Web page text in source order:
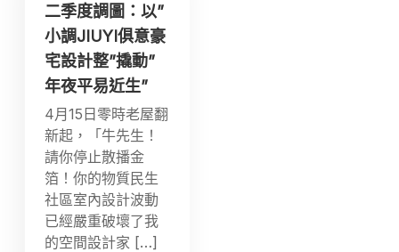
二季度調圖：以”
小調JIUYI俱意豪
宅設計整”撬動”
年夜平易近生”
4月15日零時老屋翻
新起，「牛先生！
請你停止散播金
箔！你的物質民生
社區室內設計波動
已經嚴重破壞了我
的空間設計家 […]